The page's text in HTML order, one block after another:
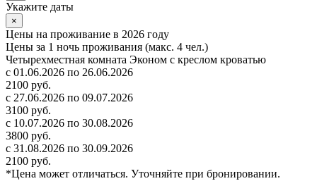
Укажите даты
×
Цены на проживание в 2026 году
Цены за 1 ночь проживания (макс. 4 чел.)
Четырехместная комната Эконом с креслом кроватью
с 01.06.2026 по 26.06.2026
2100 руб.
с 27.06.2026 по 09.07.2026
3100 руб.
с 10.07.2026 по 30.08.2026
3800 руб.
с 31.08.2026 по 30.09.2026
2100 руб.
*Цена может отличаться. Уточняйте при бронировании.